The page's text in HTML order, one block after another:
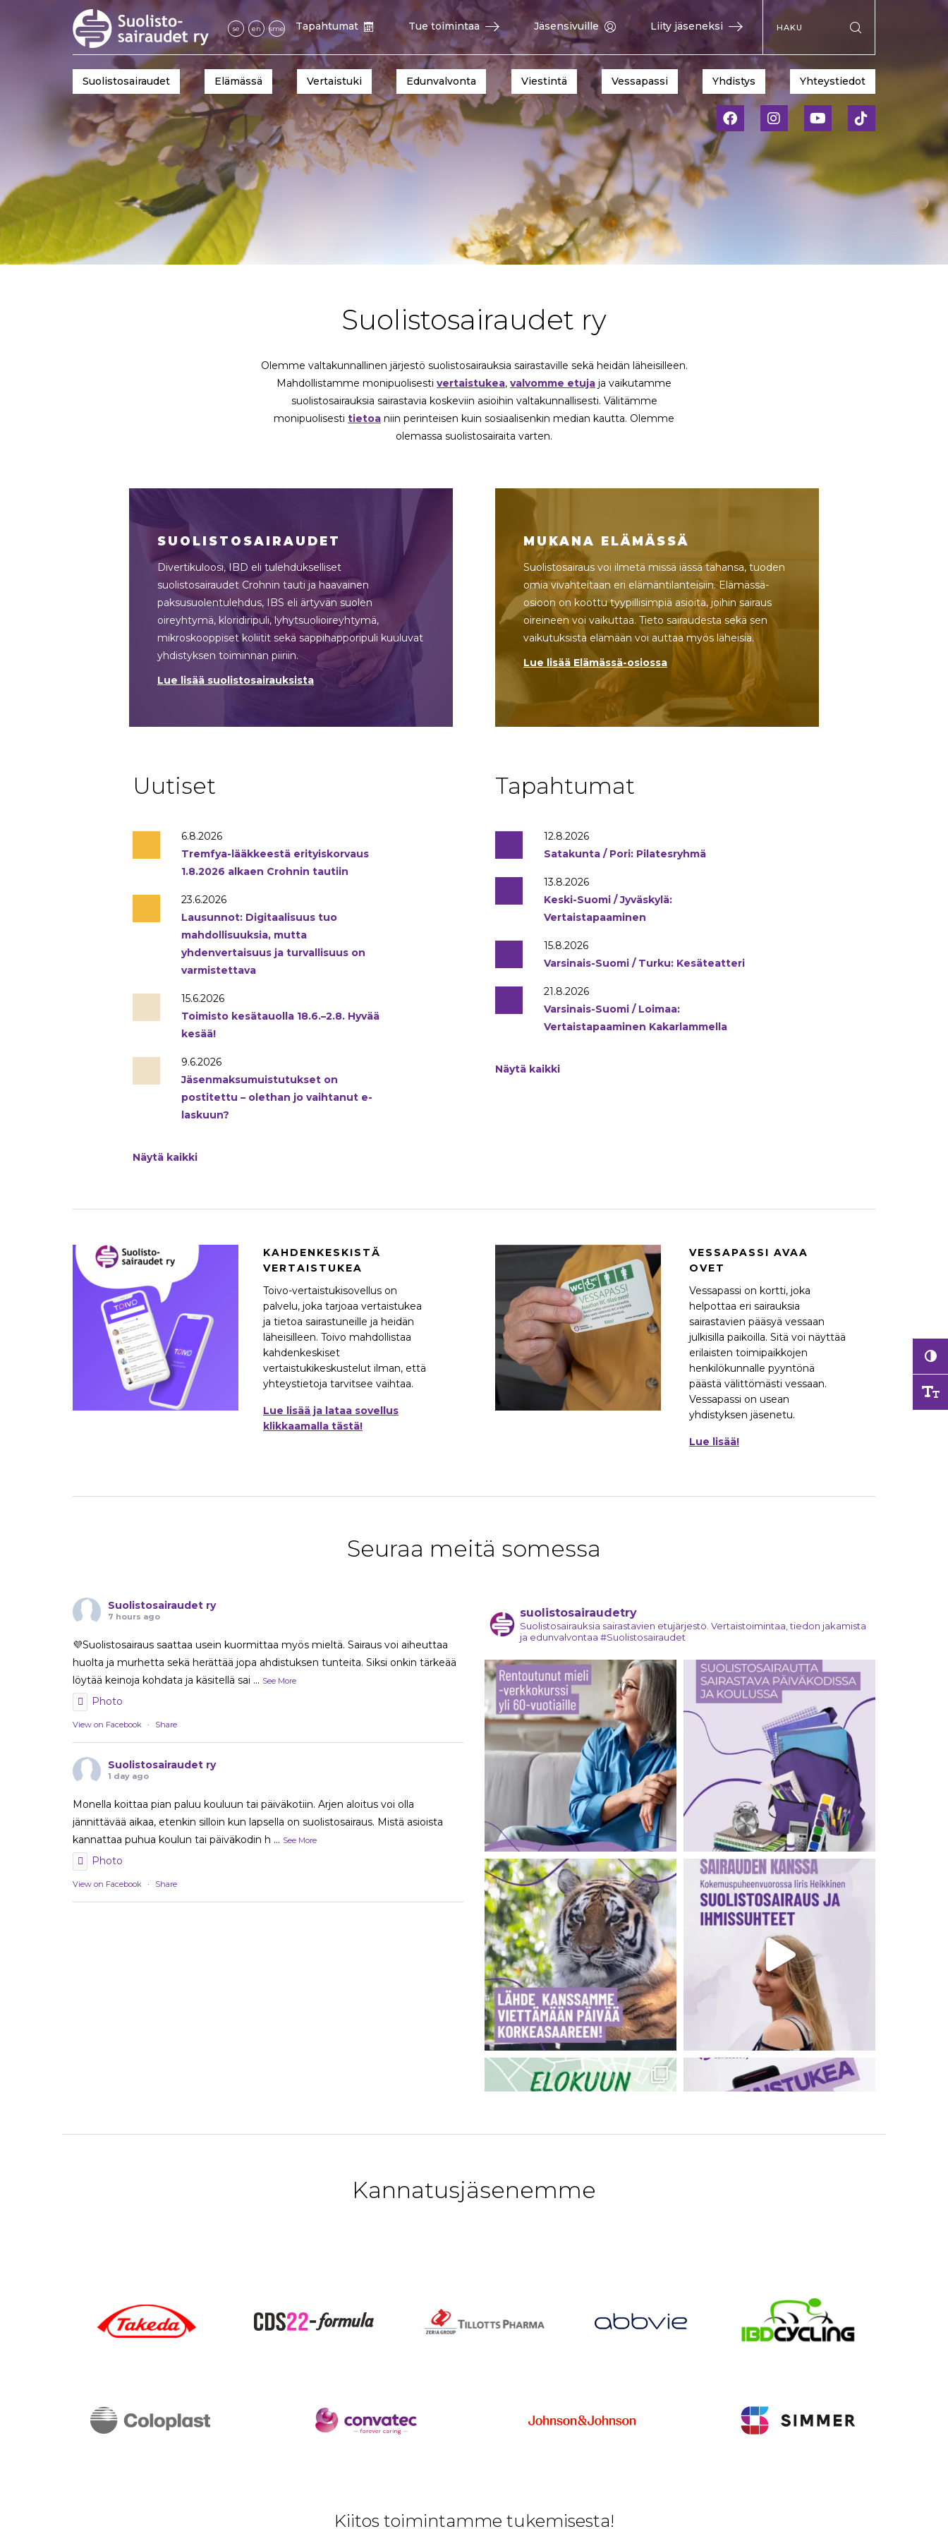
se en sme Tapahtumat Tue toimintaa Jäsensivuille Liity jäseneksi
Hae sivustolta
Suolistosairaudet Elämässä Vertaistuki Edunvalvonta Viestintä Vessapassi Yhdistys Yhteystiedot
Suolistosairaudet ry
Olemme valtakunnallinen järjestö suolistosairauksia sairastaville sekä heidän läheisilleen.
Mahdollistamme monipuolisesti vertaistukea, valvomme etuja ja vaikutamme
suolistosairauksia sairastavia koskeviin asioihin valtakunnallisesti. Välitämme
monipuolisesti tietoa niin perinteisen kuin sosiaalisenkin median kautta. Olemme
olemassa suolistosairaita varten.
SUOLISTOSAIRAUDET
Divertikuloosi, IBD eli tulehdukselliset
suolistosairaudet Crohnin tauti ja haavainen
paksusuolentulehdus, IBS eli ärtyvän suolen
oireyhtymä, kloridiripuli, lyhytsuolioireyhtymä,
mikroskooppiset koliitit sekä sappihapporipuli kuuluvat
yhdistyksen toiminnan piiriin.
Lue lisää suolistosairauksista
MUKANA ELÄMÄSSÄ
Suolistosairaus voi ilmetä missä iässä tahansa, tuoden
omia vivahteitaan eri elämäntilanteisiin. Elämässä-
osioon on koottu tyypillisimpiä asioita, joihin sairaus
oireineen voi vaikuttaa. Tieto sairaudesta sekä sen
vaikutuksista elämään voi auttaa myös läheisiä.
Lue lisää Elämässä-osiossa
Uutiset
6.8.2026
Tremfya-lääkkeestä erityiskorvaus
1.8.2026 alkaen Crohnin tautiin
23.6.2026
Lausunnot: Digitaalisuus tuo
mahdollisuuksia, mutta
yhdenvertaisuus ja turvallisuus on
varmistettava
15.6.2026
Toimisto kesätauolla 18.6.–2.8. Hyvää
kesää!
9.6.2026
Jäsenmaksumuistutukset on
postitettu – olethan jo vaihtanut e-
laskuun?
Näytä kaikki
Tapahtumat
12.8.2026
Satakunta / Pori: Pilatesryhmä
13.8.2026
Keski-Suomi / Jyväskylä:
Vertaistapaaminen
15.8.2026
Varsinais-Suomi / Turku: Kesäteatteri
21.8.2026
Varsinais-Suomi / Loimaa:
Vertaistapaaminen Kakarlammella
Näytä kaikki
KAHDENKESKISTÄ
VERTAISTUKEA
Toivo-vertaistukisovellus on
palvelu, joka tarjoaa vertaistukea
ja tietoa sairastuneille ja heidän
läheisilleen. Toivo mahdollistaa
kahdenkeskiset
vertaistukikeskustelut ilman, että
yhteystietoja tarvitsee vaihtaa.
Lue lisää ja lataa sovellus
klikkaamalla tästä!
VESSAPASSI AVAA
OVET
Vessapassi on kortti, joka
helpottaa eri sairauksia
sairastavien pääsyä vessaan
julkisilla paikoilla. Sitä voi näyttää
erilaisten toimipaikkojen
henkilökunnalle pyyntönä
päästä välittömästi vessaan.
Vessapassi on usean
yhdistyksen jäsenetu.
Lue lisää!
Seuraa meitä somessa
Suolistosairaudet ry
7 hours ago
💜Suolistosairaus saattaa usein kuormittaa myös mieltä. Sairaus voi aiheuttaa
huolta ja murhetta sekä herättää jopa ahdistuksen tunteita. Siksi onkin tärkeää
löytää keinoja kohdata ja käsitellä sai ... See More
Photo
View on Facebook · Share
Suolistosairaudet ry
1 day ago
Monella koittaa pian paluu kouluun tai päiväkotiin. Arjen aloitus voi olla
jännittävää aikaa, etenkin silloin kun lapsella on suolistosairaus. Mistä asioista
kannattaa puhua koulun tai päiväkodin h ... See More
Photo
View on Facebook · Share
suolistosairaudetry
Suolistosairauksia sairastavien etujärjestö. Vertaistoimintaa, tiedon jakamista
ja edunvalvontaa #Suolistosairaudet
Kannatusjäsenemme
Kiitos toimintamme tukemisesta!